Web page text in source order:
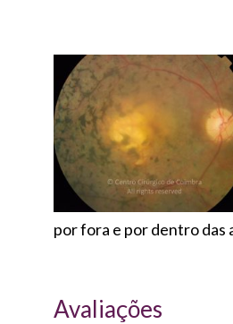
por fora e por dentro das
Avaliações